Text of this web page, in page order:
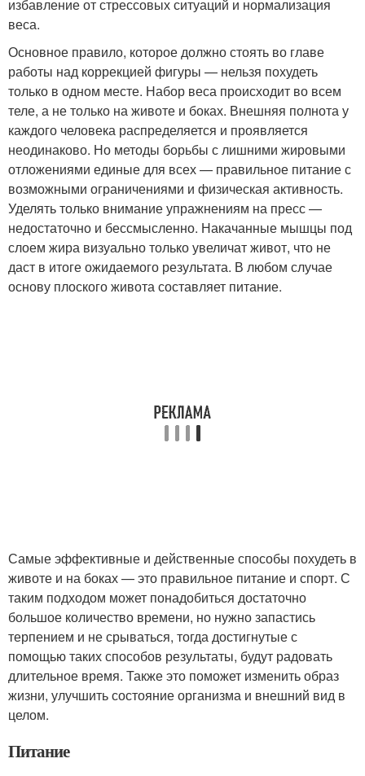
избавление от стрессовых ситуаций и нормализация
веса.
Основное правило, которое должно стоять во главе
работы над коррекцией фигуры — нельзя похудеть
только в одном месте. Набор веса происходит во всем
теле, а не только на животе и боках. Внешняя полнота у
каждого человека распределяется и проявляется
неодинаково. Но методы борьбы с лишними жировыми
отложениями единые для всех — правильное питание с
возможными ограничениями и физическая активность.
Уделять только внимание упражнениям на пресс —
недостаточно и бессмысленно. Накачанные мышцы под
слоем жира визуально только увеличат живот, что не
даст в итоге ожидаемого результата. В любом случае
основу плоского живота составляет питание.
Самые эффективные и действенные способы похудеть в
животе и на боках — это правильное питание и спорт. С
таким подходом может понадобиться достаточно
большое количество времени, но нужно запастись
терпением и не срываться, тогда достигнутые с
помощью таких способов результаты, будут радовать
длительное время. Также это поможет изменить образ
жизни, улучшить состояние организма и внешний вид в
целом.
Питание